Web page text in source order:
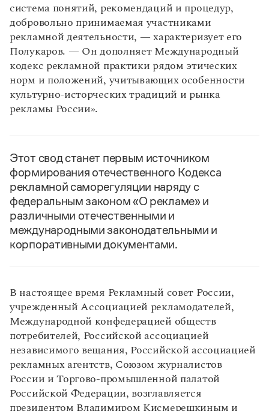
система понятий, рекомендаций и процедур,
добровольно принимаемая участниками
рекламной деятельности, — характеризует его
Полукаров. — Он дополняет Международный
кодекс рекламной практики рядом этических
норм и положений, учитывающих особенности
культурно-исторческих традиций и рынка
рекламы России».
Этот свод станет первым источником
формирования отечественного Кодекса
рекламной саморегуляции наряду с
федеральным законом «О рекламе» и
различными отечественными и
международными законодательными и
корпоративными документами.
В настоящее время Рекламный совет России,
учрежденный Ассоциацией рекламодателей,
Международной конфедерацией обществ
потребителей, Российской ассоциацией
независимого вещания, Российской ассоциацией
рекламных агентств, Союзом журналистов
России и Торгово-промышленной палатой
Российской Федерации, возглавляется
президентом Владимиром Кисмерешкиным и